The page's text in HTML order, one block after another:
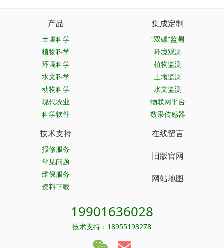
产品
土壤科学
植物科学
环境科学
水文科学
动物科学
现代农业
科学软件
集成定制
“双碳”监测
环境观测
植物监测
土壤监测
水文监测
物联网平台
数采传感器
技术支持
报修服务
常见问题
维保服务
资料下载
在线留言
旧版官网
网站地图
19901636028
技术支持：18955193278